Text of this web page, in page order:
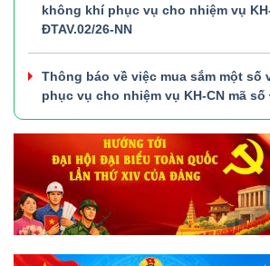
không khí phục vụ cho nhiệm vụ
ĐTAV.02/26-NN
Thông báo về việc mua sắm một số
phục vụ cho nhiệm vụ KH-CN mã số